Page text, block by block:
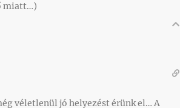
miatt…)
véletlenül jó helyezést érünk el… A